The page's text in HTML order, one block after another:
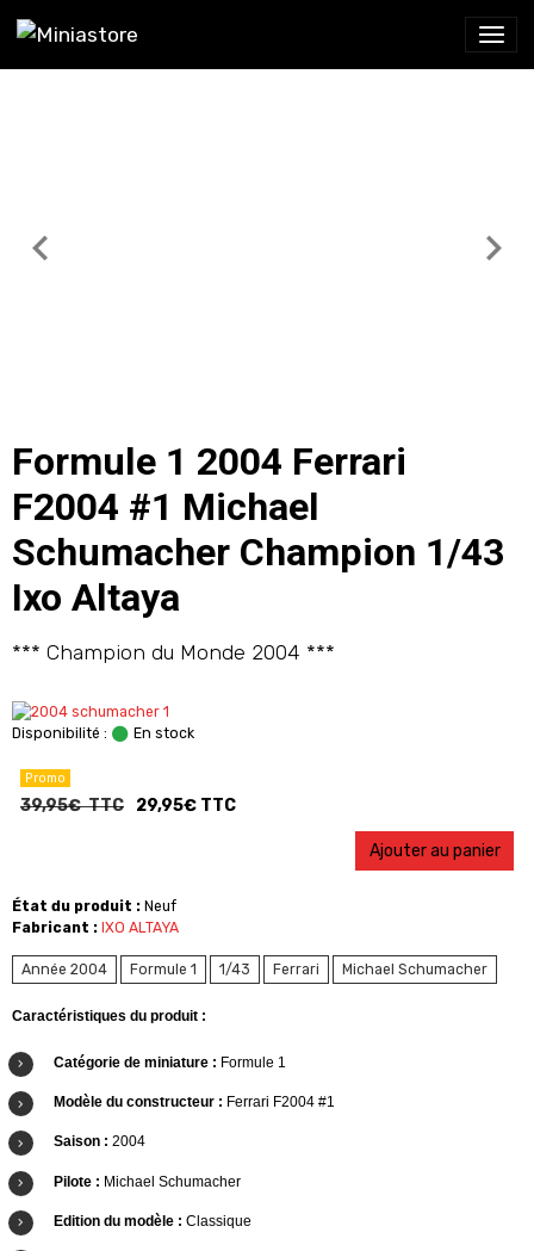
Formule 1 2004 Ferrari
F2004 #1 Michael
Schumacher Champion 1/43
Ixo Altaya
*** Champion du Monde 2004 ***
Disponibilité : En stock
Promo
39,95€ TTC 29,95€ TTC
Ajouter au panier
État du produit : Neuf
Fabricant : IXO ALTAYA
Année 2004 Formule 1 1/43 Ferrari Michael Schumacher
Caractéristiques du produit :
Catégorie de miniature : Formule 1
Modèle du constructeur : Ferrari F2004 #1
Saison : 2004
Pilote : Michael Schumacher
Edition du modèle : Classique